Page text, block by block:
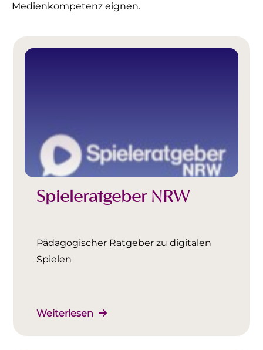
Medienkompetenz eignen.
Spieleratgeber NRW
Pädagogischer Ratgeber zu digitalen
Spielen
Weiterlesen